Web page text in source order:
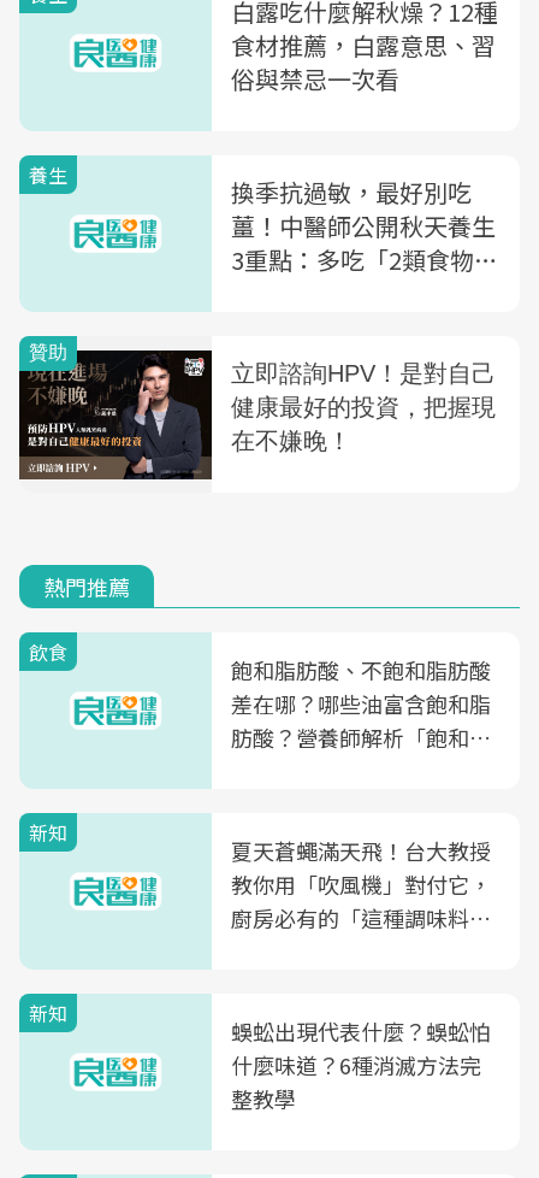
白露吃什麼解秋燥？12種
食材推薦，白露意思、習
俗與禁忌一次看
養生
換季抗過敏，最好別吃
薑！中醫師公開秋天養生
3重點：多吃「2類食物」
熱門推薦
飲食
飽和脂肪酸、不飽和脂肪酸
差在哪？哪些油富含飽和脂
肪酸？營養師解析「飽和脂
新知
夏天蒼蠅滿天飛！台大教授
教你用「吹風機」對付它，
廚房必有的「這種調味料」
新知
蜈蚣出現代表什麼？蜈蚣怕
什麼味道？6種消滅方法完
整教學